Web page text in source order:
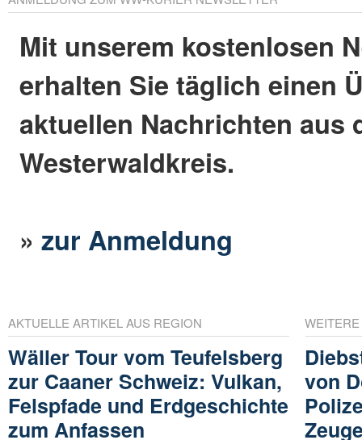
Mit unserem kostenlosen
erhalten Sie täglich einen
aktuellen Nachrichten aus
Westerwaldkreis.
»zur Anmeldung
AKTUELLE ARTIKEL AUS REGION
Wäller Tour vom Teufelsberg
zur Caaner Schweiz: Vulkan,
Felspfade und Erdgeschichte
zum Anfassen
von